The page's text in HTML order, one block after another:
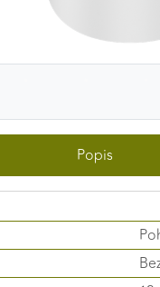
Popis
možné
údaje. Vďaka
a
stránky.